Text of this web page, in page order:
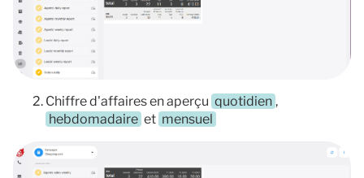
Chiffre d'affaires en aperçu quotidien ,
hebdomadaire et mensuel